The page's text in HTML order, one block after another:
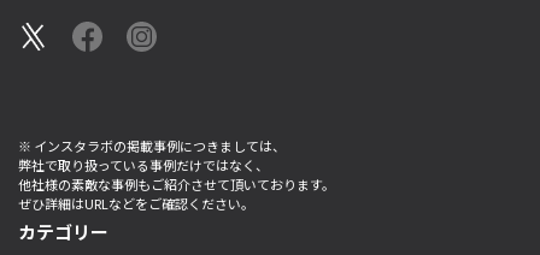
※ インスタラボの掲載事例につきましては、
弊社で取り扱っている事例だけではなく、
他社様の素敵な事例もご紹介させて頂いております。
ぜひ詳細はURLなどをご確認ください。
カテゴリー